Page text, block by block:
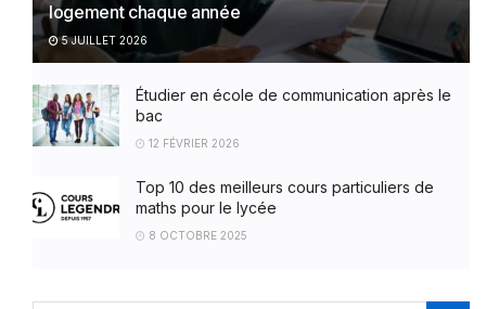
logement chaque année
5 JUILLET 2026
Étudier en école de communication après le
bac
12 FÉVRIER 2026
Top 10 des meilleurs cours particuliers de
maths pour le lycée
8 OCTOBRE 2025